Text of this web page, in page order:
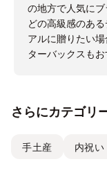
の地方で人気に
どの高級感のあ
アルに贈りたい
ターバックスもお
さらにカテゴリ
手土産 内祝い